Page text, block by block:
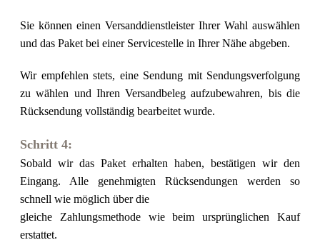
Sie können einen Versanddienstleister Ihrer Wahl auswählen
und das Paket bei einer Servicestelle in Ihrer Nähe abgeben.
Wir empfehlen stets, eine Sendung mit Sendungsverfolgung
zu wählen und Ihren Versandbeleg aufzubewahren, bis die
Rücksendung vollständig bearbeitet wurde.
Schritt 4:
Sobald wir das Paket erhalten haben, bestätigen wir den
Eingang. Alle genehmigten Rücksendungen werden so
schnell wie möglich über die
gleiche Zahlungsmethode wie beim ursprünglichen Kauf
erstattet.